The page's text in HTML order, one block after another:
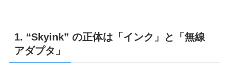
1. “Skyink” の正体は「インク」と「無線
アダプタ」